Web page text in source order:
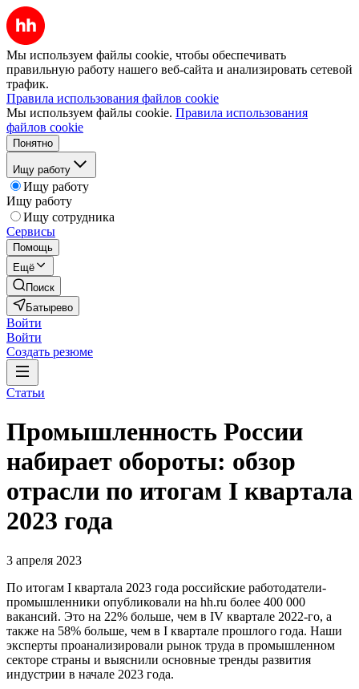
Мы используем файлы cookie, чтобы обеспечивать
правильную работу нашего веб-сайта и анализировать сетевой
трафик.
Правила использования файлов cookie
Мы используем файлы cookie. Правила использования
файлов cookie
Понятно
Ищу работу
Ищу работу
Ищу работу
Ищу сотрудника
Сервисы
Помощь
Ещё
Поиск
Батырево
Войти
Войти
Создать резюме
Статьи
Промышленность России
набирает обороты: обзор
отрасли по итогам I квартала
2023 года
3 апреля 2023
По итогам I квартала 2023 года российские работодатели-
промышленники опубликовали на hh.ru более 400 000
вакансий. Это на 22% больше, чем в IV квартале 2022-го, а
также на 58% больше, чем в I квартале прошлого года. Наши
эксперты проанализировали рынок труда в промышленном
секторе страны и выяснили основные тренды развития
индустрии в начале 2023 года.